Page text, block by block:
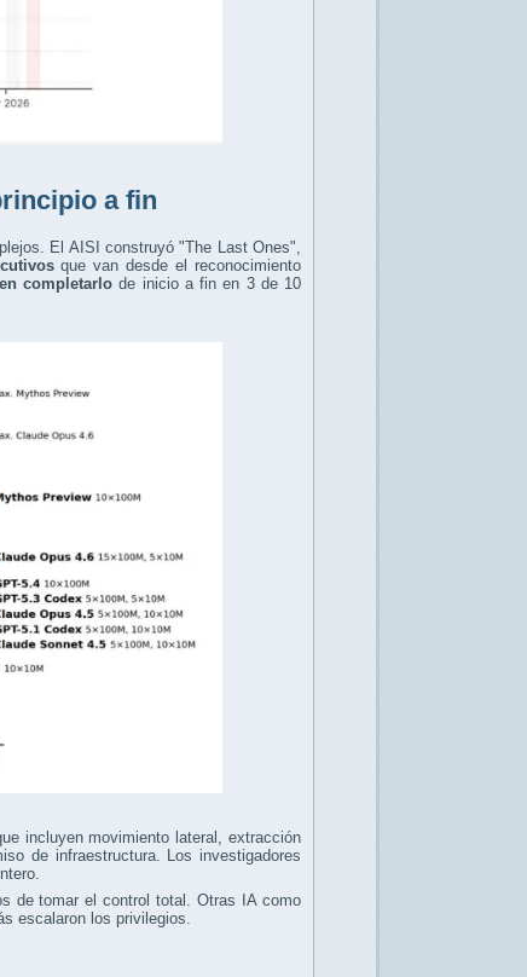
a fin
El AISI construyó "The Last Ones",
que van desde el reconocimiento
completarlo de inicio a fin en 3 de 10
incluyen movimiento lateral, extracción
de infraestructura. Los investigadores
de tomar el control total. Otras IA como
escalaron los privilegios.